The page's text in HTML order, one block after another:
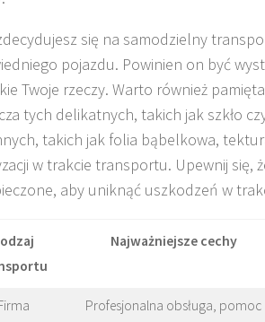
się na samodzielny
pojazdu. Powinien on być
Twoje rzeczy. Warto również
tych delikatnych, takich jak szkło
takich jak folia bąbelkowa,
w trakcie transportu. Upewnij się,
aby uniknąć uszkodzeń w
Najważniejsze cechy
Profesjonalna obsługa, pomoc